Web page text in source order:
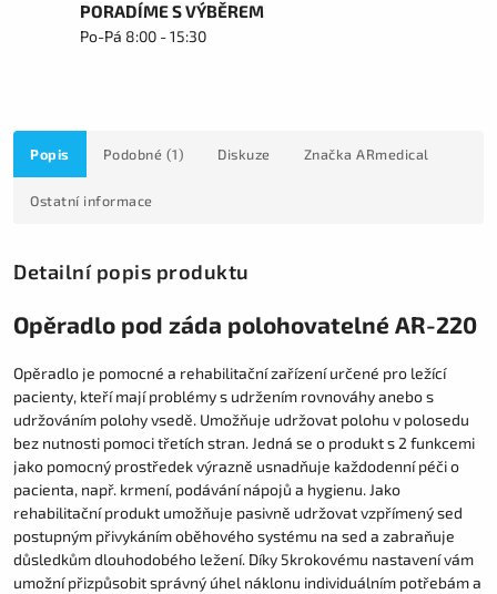
PORADÍME S VÝBĚREM
Po-Pá 8:00 - 15:30
Popis Podobné (1) Diskuze Značka ARmedical
Ostatní informace
Detailní popis produktu
Opěradlo pod záda polohovatelné AR-220
Opěradlo je pomocné a rehabilitační zařízení určené pro ležící
pacienty, kteří mají problémy s udržením rovnováhy anebo s
udržováním polohy vsedě. Umožňuje udržovat polohu v polosedu
bez nutnosti pomoci třetích stran. Jedná se o produkt s 2 funkcemi
jako pomocný prostředek výrazně usnadňuje každodenní péči o
pacienta, např. krmení, podávání nápojů a hygienu. Jako
rehabilitační produkt umožňuje pasivně udržovat vzpřímený sed
postupným přivykáním oběhového systému na sed a zabraňuje
důsledkům dlouhodobého ležení. Díky 5krokovému nastavení vám
umožní přizpůsobit správný úhel náklonu individuálním potřebám a